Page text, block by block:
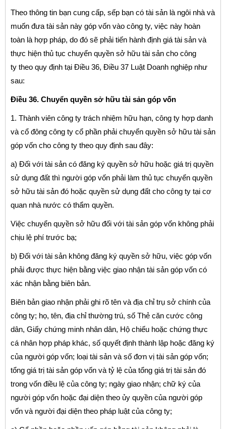
Theo thông tin bạn cung cấp, sếp bạn có tài sản là ngôi nhà và
muốn đưa tài sản này góp vốn vào công ty, việc này hoàn
toàn là hợp pháp, do đó sẽ phải tiến hành định giá tài sản và
thực hiện thủ tục chuyển quyền sở hữu tài sản cho công
ty theo quy định tại Điều 36, Điều 37 Luật Doanh nghiệp như
sau:
Điều 36. Chuyển quyền sở hữu tài sản góp vốn
1. Thành viên công ty trách nhiệm hữu hạn, công ty hợp danh
và cổ đông công ty cổ phần phải chuyển quyền sở hữu tài sản
góp vốn cho công ty theo quy định sau đây:
a) Đối với tài sản có đăng ký quyền sở hữu hoặc giá trị quyền
sử dụng đất thì người góp vốn phải làm thủ tục chuyển quyền
sở hữu tài sản đó hoặc quyền sử dụng đất cho công ty tại cơ
quan nhà nước có thẩm quyền.
Việc chuyển quyền sở hữu đối với tài sản góp vốn không phải
chịu lệ phí trước bạ;
b) Đối với tài sản không đăng ký quyền sở hữu, việc góp vốn
phải được thực hiện bằng việc giao nhận tài sản góp vốn có
xác nhận bằng biên bản.
Biên bản giao nhận phải ghi rõ tên và địa chỉ trụ sở chính của
công ty; họ, tên, địa chỉ thường trú, số Thẻ căn cước công
dân, Giấy chứng minh nhân dân, Hộ chiếu hoặc chứng thực
cá nhân hợp pháp khác, số quyết định thành lập hoặc đăng ký
của người góp vốn; loại tài sản và số đơn vị tài sản góp vốn;
tổng giá trị tài sản góp vốn và tỷ lệ của tổng giá trị tài sản đó
trong vốn điều lệ của công ty; ngày giao nhận; chữ ký của
người góp vốn hoặc đại diện theo ủy quyền của người góp
vốn và người đại diện theo pháp luật của công ty;